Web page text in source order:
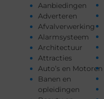
Aanbiedingen
Adverteren
Afvalverwerking
Alarmsysteem
Architectuur
Attracties
Auto’s en Motoren
Banen en
opleidingen